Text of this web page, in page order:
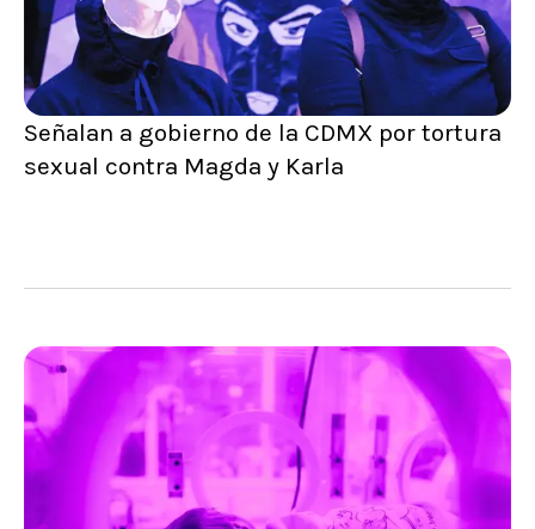
Señalan a gobierno de la CDMX por tortura
sexual contra Magda y Karla